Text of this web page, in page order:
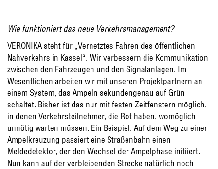
Wie funktioniert das neue Verkehrsmanagement?
VERONIKA steht für „Vernetztes Fahren des öffentlichen
Nahverkehrs in Kassel“. Wir verbessern die Kommunikation
zwischen den Fahrzeugen und den Signalanlagen. Im
Wesentlichen arbeiten wir mit unseren Projektpartnern an
einem System, das Ampeln sekundengenau auf Grün
schaltet. Bisher ist das nur mit festen Zeitfenstern möglich,
in denen Verkehrsteilnehmer, die Rot haben, womöglich
unnötig warten müssen. Ein Beispiel: Auf dem Weg zu einer
Ampelkreuzung passiert eine Straßenbahn einen
Meldedetektor, der den Wechsel der Ampelphase initiiert.
Nun kann auf der verbleibenden Strecke natürlich noch